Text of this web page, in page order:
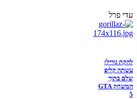
עדי פרל
להקת גורילז
עשתה קליפ
שלם בתוך
המשחק GTA
5